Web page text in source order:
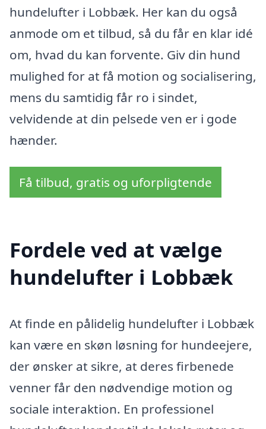
hundelufter i Lobbæk. Her kan du også
anmode om et tilbud, så du får en klar idé
om, hvad du kan forvente. Giv din hund
mulighed for at få motion og socialisering,
mens du samtidig får ro i sindet,
velvidende at din pelsede ven er i gode
hænder.
Få tilbud, gratis og uforpligtende
Fordele ved at vælge
hundelufter i Lobbæk
At finde en pålidelig hundelufter i Lobbæk
kan være en skøn løsning for hundeejere,
der ønsker at sikre, at deres firbenede
venner får den nødvendige motion og
sociale interaktion. En professionel